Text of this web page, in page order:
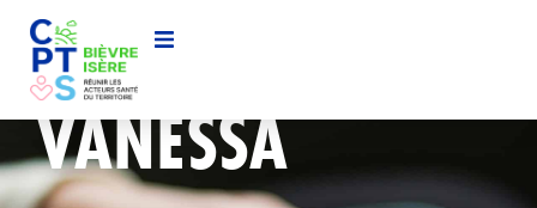
LAUGIER
VANESSA